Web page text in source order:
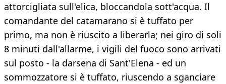
attorcigliata sull'elica, bloccandola sott'acqua. Il
comandante del catamarano si è tuffato per
primo, ma non è riuscito a liberarla; nei giro di soli
8 minuti dall'allarme, i vigili del fuoco sono arrivati
sul posto - la darsena di Sant'Elena - ed un
sommozzatore si è tuffato, riuscendo a sganciare